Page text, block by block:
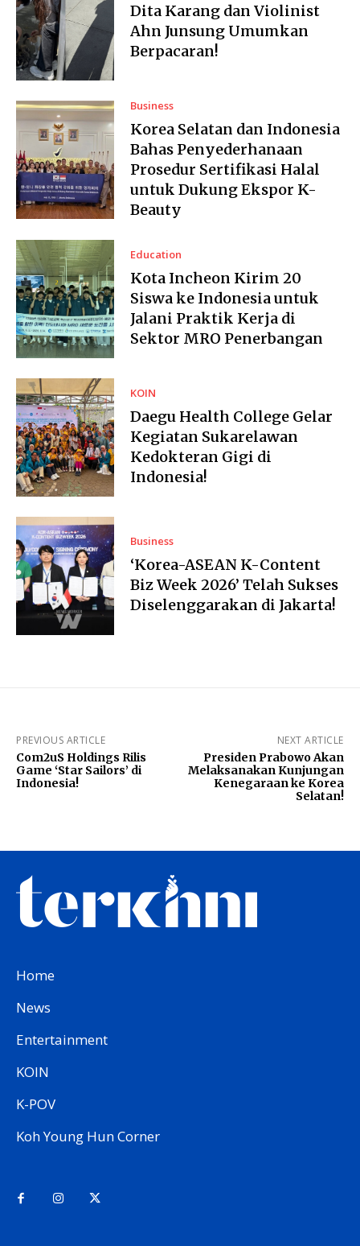
Dita Karang dan Violinist
Ahn Junsung Umumkan
Berpacaran!
Business
Korea Selatan dan Indonesia
Bahas Penyederhanaan
Prosedur Sertifikasi Halal
untuk Dukung Ekspor K-
Beauty
Education
Kota Incheon Kirim 20
Siswa ke Indonesia untuk
Jalani Praktik Kerja di
Sektor MRO Penerbangan
KOIN
Daegu Health College Gelar
Kegiatan Sukarelawan
Kedokteran Gigi di
Indonesia!
Business
‘Korea-ASEAN K-Content
Biz Week 2026’ Telah Sukses
Diselenggarakan di Jakarta!
PREVIOUS ARTICLE
Com2uS Holdings Rilis
Game ‘Star Sailors’ di
Indonesia!
NEXT ARTICLE
Presiden Prabowo Akan
Melaksanakan Kunjungan
Kenegaraan ke Korea
Selatan!
Home
News
Entertainment
KOIN
K-POV
Koh Young Hun Corner